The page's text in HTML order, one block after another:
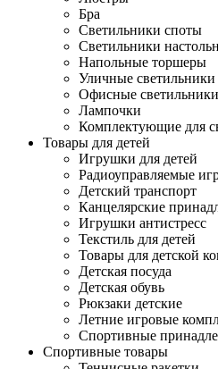
Бра
Светильники споты
Светильники
Напольные торшеры
Уличные светильники
Офисные светильники
Лампочки
Комплектующие для
Товары для детей
Игрушки для детей
Радиоуправляемые
Детский транспорт
Канцелярские
Игрушки антистресс
Текстиль для детей
Товары для детской
Детская посуда
Детская обувь
Рюкзаки детские
Летние игровые
Спортивные
Спортивные товары